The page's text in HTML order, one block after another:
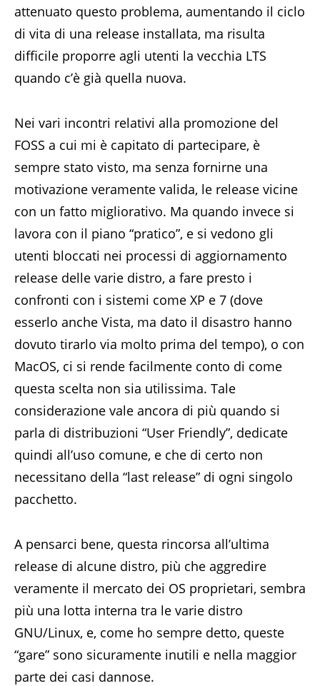
attenuato questo problema, aumentando il ciclo
di vita di una release installata, ma risulta
difficile proporre agli utenti la vecchia LTS
quando c’è già quella nuova.
Nei vari incontri relativi alla promozione del
FOSS a cui mi è capitato di partecipare, è
sempre stato visto, ma senza fornirne una
motivazione veramente valida, le release vicine
con un fatto migliorativo. Ma quando invece si
lavora con il piano “pratico”, e si vedono gli
utenti bloccati nei processi di aggiornamento
release delle varie distro, a fare presto i
confronti con i sistemi come XP e 7 (dove
esserlo anche Vista, ma dato il disastro hanno
dovuto tirarlo via molto prima del tempo), o con
MacOS, ci si rende facilmente conto di come
questa scelta non sia utilissima. Tale
considerazione vale ancora di più quando si
parla di distribuzioni “User Friendly”, dedicate
quindi all’uso comune, e che di certo non
necessitano della “last release” di ogni singolo
pacchetto.
A pensarci bene, questa rincorsa all’ultima
release di alcune distro, più che aggredire
veramente il mercato dei OS proprietari, sembra
più una lotta interna tra le varie distro
GNU/Linux, e, come ho sempre detto, queste
“gare” sono sicuramente inutili e nella maggior
parte dei casi dannose.